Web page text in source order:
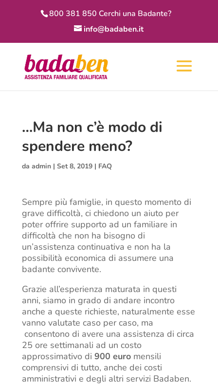
800 381 850 Cerchi una Badante?
info@badaben.it
…Ma non c’è modo di
spendere meno?
da admin| Set 8, 2019| FAQ
Sempre più famiglie, in questo momento di
grave difficoltà, ci chiedono un aiuto per
poter offrire supporto ad un familiare in
difficoltà che non ha bisogno di
un’assistenza continuativa e non ha la
possibilità economica di assumere una
badante convivente.
Grazie all’esperienza maturata in questi
anni, siamo in grado di andare incontro
anche a queste richieste, naturalmente esse
vanno valutate caso per caso, ma
consentono di avere una assistenza di circa
25 ore settimanali ad un costo
approssimativo di 900 euromensili
comprensivi di tutto, anche dei costi
amministrativi e degli altri servizi Badaben.